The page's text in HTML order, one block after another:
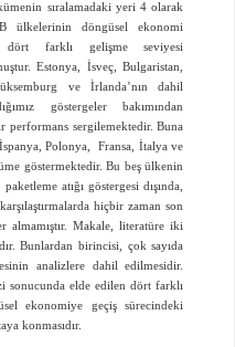
sıralamadaki yeri 4 olarak
ülkelerinin döngüsel ekonomi
dört farklı gelişme seviyesi
Estonya, İsveç, Bulgaristan,
ve İrlanda’nın dahil
göstergeler bakımından
performans sergilemektedir. Buna
Polonya,
Fransa, İtalya ve
göstermektedir. Bu beş ülkenin
atığı göstergesi dışında,
hiçbir zaman son
almamıştır. Makale, literatüre iki
Bunlardan birincisi, çok sayıda
analizlere dahil edilmesidir.
sonucunda elde edilen dört farklı
ekonomiye geçiş sürecindeki
konmasıdır.